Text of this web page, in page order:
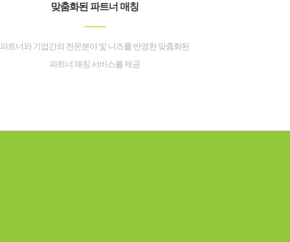
맞춤화된 파트너 매칭
파트너와 기업간의 전문분야 및 니즈를 반영한 맞춤화된
파트너 매칭 서비스를 제공